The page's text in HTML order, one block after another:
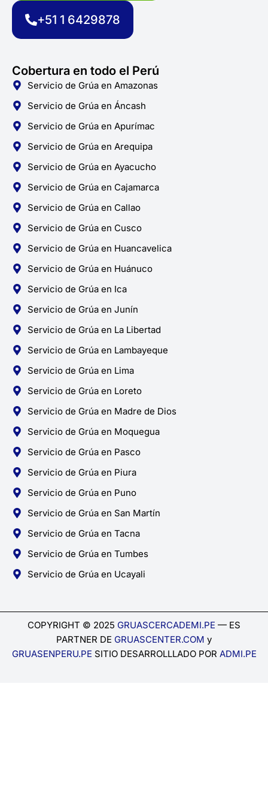
m
+51 1 6429878
Cobertura en todo el Perú
Servicio de Grúa en Amazonas
Servicio de Grúa en Áncash
Servicio de Grúa en Apurímac
Servicio de Grúa en Arequipa
Servicio de Grúa en Ayacucho
Servicio de Grúa en Cajamarca
Servicio de Grúa en Callao
Servicio de Grúa en Cusco
Servicio de Grúa en Huancavelica
Servicio de Grúa en Huánuco
Servicio de Grúa en Ica
Servicio de Grúa en Junín
Servicio de Grúa en La Libertad
Servicio de Grúa en Lambayeque
Servicio de Grúa en Lima
Servicio de Grúa en Loreto
Servicio de Grúa en Madre de Dios
Servicio de Grúa en Moquegua
Servicio de Grúa en Pasco
Servicio de Grúa en Piura
Servicio de Grúa en Puno
Servicio de Grúa en San Martín
Servicio de Grúa en Tacna
Servicio de Grúa en Tumbes
Servicio de Grúa en Ucayali
COPYRIGHT © 2025 GRUASCERCADEMI.PE — ES
PARTNER DE GRUASCENTER.COM y
GRUASENPERU.PE SITIO DESARROLLLADO POR ADMI.PE